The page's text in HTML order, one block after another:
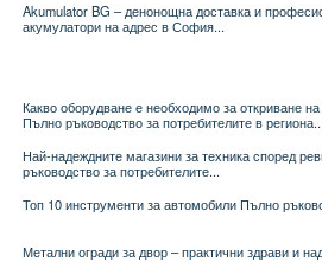
Akumulator BG – денонощна доставка и
акумулатори на адрес в София...
Какво оборудване е необходимо за откриване
Пълно ръководство за потребителите в региона...
Най-надеждните магазини за техника според
ръководство за потребителите...
Топ 10 инструменти за автомобили Пълно
Метални огради за двор – практични здрави и